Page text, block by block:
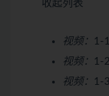
收起列表
视频： 1-
视频：
1-
视频：
1-